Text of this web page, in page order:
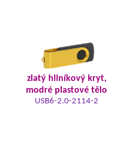
zlatý hliníkový kryt,
modré plastové tělo
USB6-2.0-2114-2